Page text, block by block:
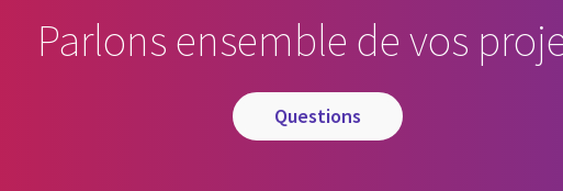
Parlons ensemble de vos
questions